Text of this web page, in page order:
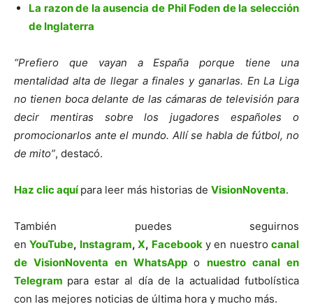
La razon de la ausencia de Phil Foden de la selección
de Inglaterra
“Prefiero que vayan a España porque tiene una
mentalidad alta de llegar a finales y ganarlas. En La Liga
no tienen boca delante de las cámaras de televisión para
decir mentiras sobre los jugadores españoles o
promocionarlos ante el mundo. Allí se habla de fútbol, no
de mito”, destacó.
Haz clic aquí para leer más historias de VisionNoventa.
También puedes seguirnos
enYouTube, Instagram,X, Facebooky en nuestro canal
de VisionNoventa en WhatsApponuestro canal en
Telegram para estar al día de la actualidad futbolística
con las mejores noticias de última hora y mucho más.